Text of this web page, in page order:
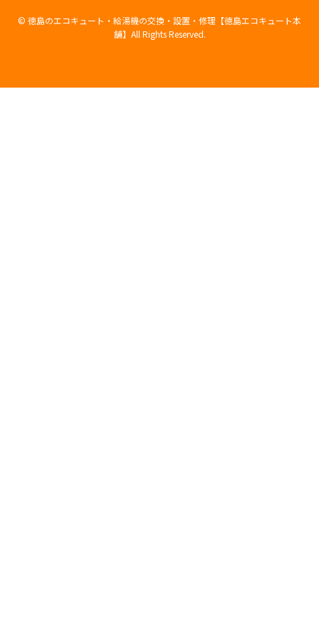
© 徳島のエコキュート・給湯機の交換・設置・修理【徳島エコキュート本
舗】All Rights Reserved.